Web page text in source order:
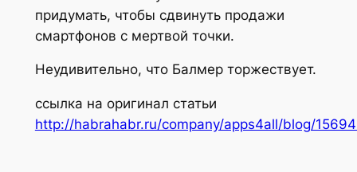
придумать, чтобы сдвинуть продажи
смартфонов с мертвой точки.
Неудивительно, что Балмер торжествует.
ссылка на оригинал статьи
http://habrahabr.ru/company/apps4all/blog/